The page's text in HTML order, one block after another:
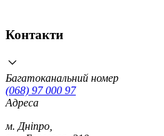
Контакти
Багатоканальний номер
(068) 97 000 97
Адреса
м. Дніпро,